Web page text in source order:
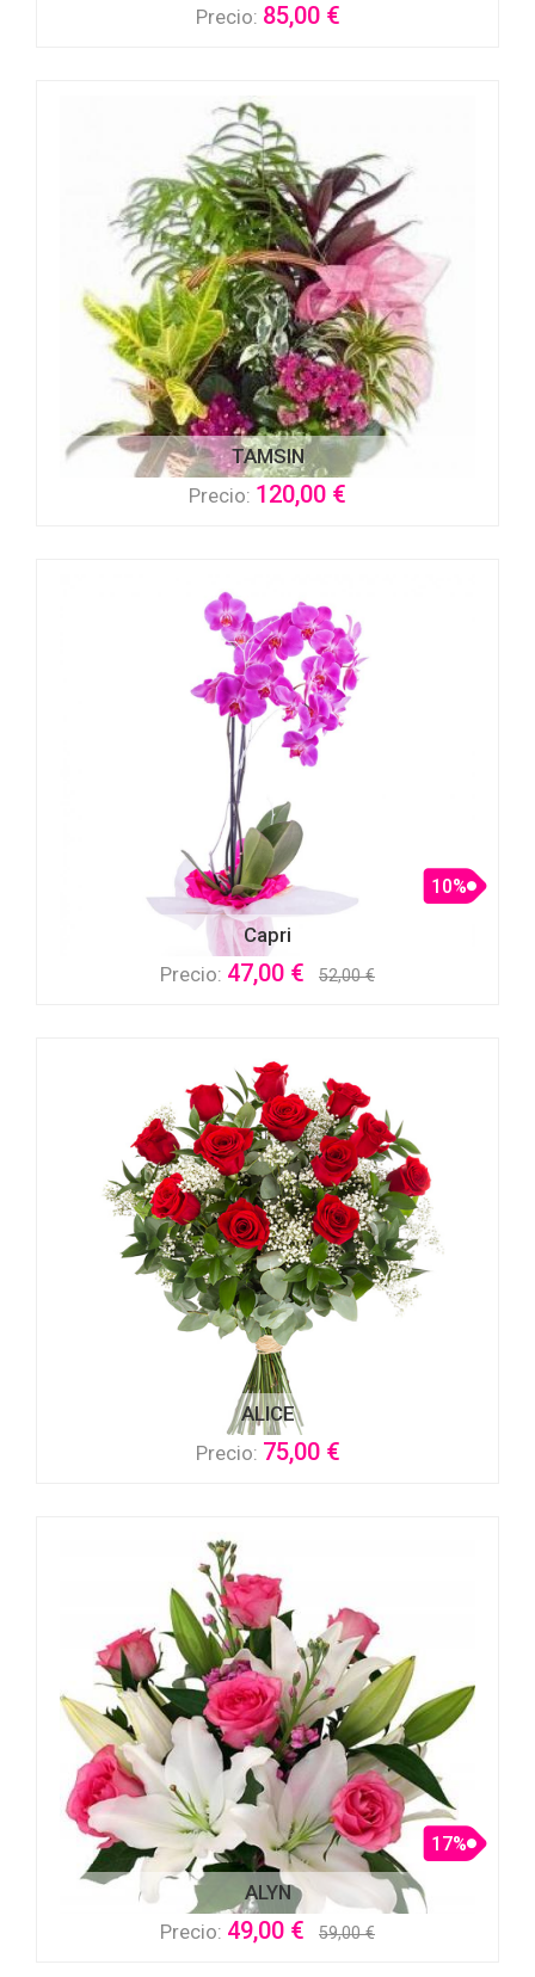
Precio: 85,00 €
TAMSIN
Precio: 120,00 €
Capri
10%
Precio: 47,00 € 52,00 €
ALICE
Precio: 75,00 €
ALYN
17%
Precio: 49,00 € 59,00 €